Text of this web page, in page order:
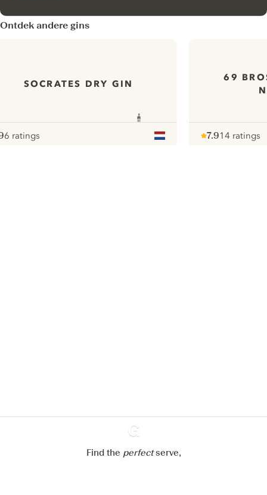
Ontdek andere gins
SOCRATES DRY GIN
6 ratings
69
7.914 ratings
Ginventory
Find the perfectserve,